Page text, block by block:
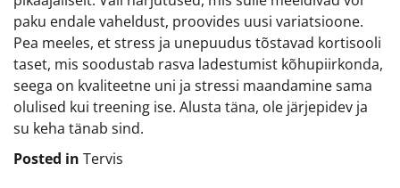
paku endale vaheldust, proovides uusi variatsioone.
Pea meeles, et stress ja unepuudus tõstavad kortisooli
taset, mis soodustab rasva ladestumist kõhupiirkonda,
seega on kvaliteetne uni ja stressi maandamine sama
olulised kui treening ise. Alusta täna, ole järjepidev ja
su keha tänab sind.
Posted in Tervis